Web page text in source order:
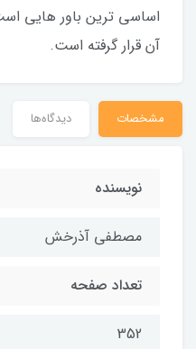
اساسی ترین باور هایی
آن قرار گرفته است.
مشخصات دیدگاه‌ها
نویسنده
مصطفی آذرخش
تعداد صفحه
352